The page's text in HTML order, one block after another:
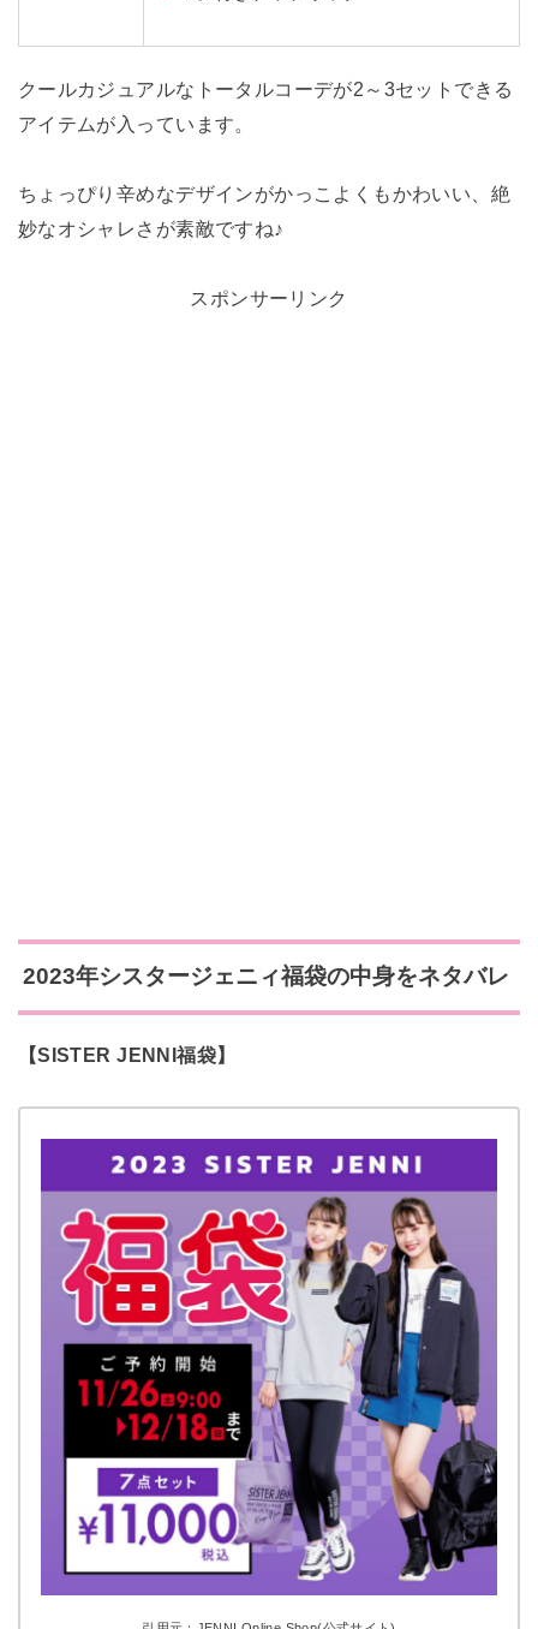
クールカジュアルなトータルコーデが2～3セットできる
アイテムが入っています。
ちょっぴり辛めなデザインがかっこよくもかわいい、絶
妙なオシャレさが素敵ですね♪
スポンサーリンク
2023年シスタージェニィ福袋の中身をネタバレ
【SISTER JENNI福袋】